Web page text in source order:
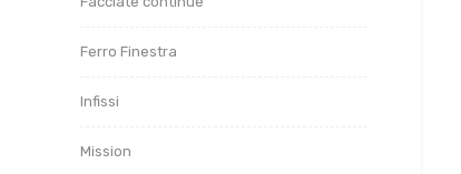
Ferro Finestra
Infissi
Mission